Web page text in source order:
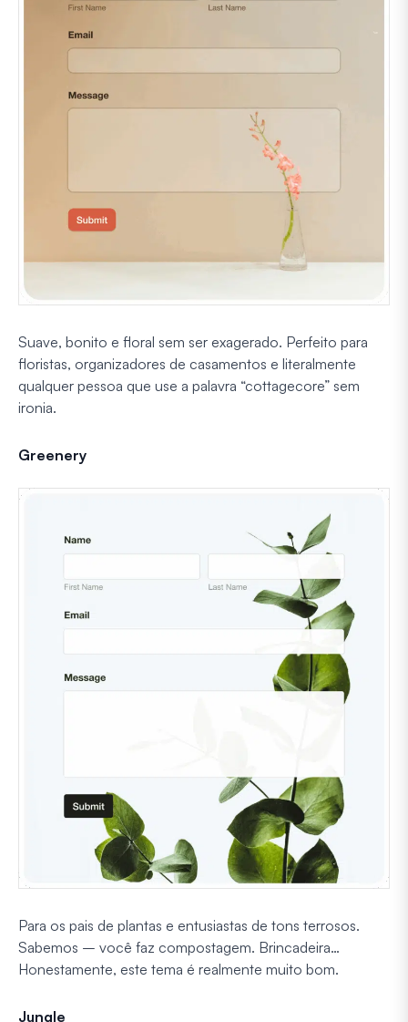
Suave, bonito e floral sem ser exagerado. Perfeito para
floristas, organizadores de casamentos e literalmente
qualquer pessoa que use a palavra “cottagecore” sem
ironia.
Greenery
Para os pais de plantas e entusiastas de tons terrosos.
Sabemos – você faz compostagem. Brincadeira…
Honestamente, este tema é realmente muito bom.
Jungle